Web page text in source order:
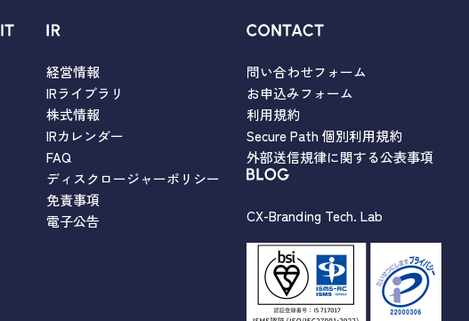
経営情報
IRライブラリ
株式情報
IRカレンダー
FAQ
ディスクロージャーポリシー
免責事項
電子公告
問い合わせフォーム
お申込みフォーム
利用規約
Secure Path 個別利用規約
外部送信規律に関する公表事項
CX-Branding Tech. Lab